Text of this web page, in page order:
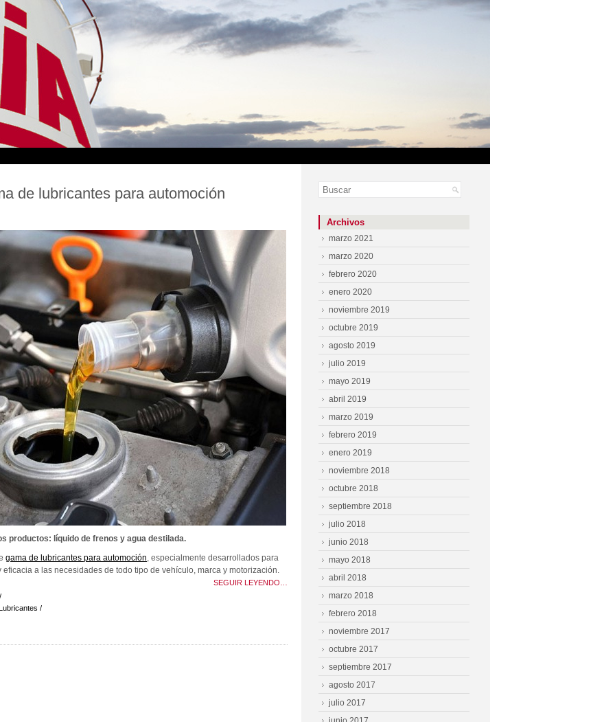
de lubricantes para automoción
productos: líquido de frenos y agua destilada.
gama de lubricantes para automoción, especialmente desarrollados para
a las necesidades de todo tipo de vehículo, marca y motorización.
SEGUIR LEYENDO…
Archivos
marzo 2021
marzo 2020
febrero 2020
enero 2020
noviembre 2019
octubre 2019
agosto 2019
julio 2019
mayo 2019
abril 2019
marzo 2019
febrero 2019
enero 2019
noviembre 2018
octubre 2018
septiembre 2018
julio 2018
junio 2018
mayo 2018
abril 2018
marzo 2018
febrero 2018
noviembre 2017
octubre 2017
septiembre 2017
agosto 2017
julio 2017